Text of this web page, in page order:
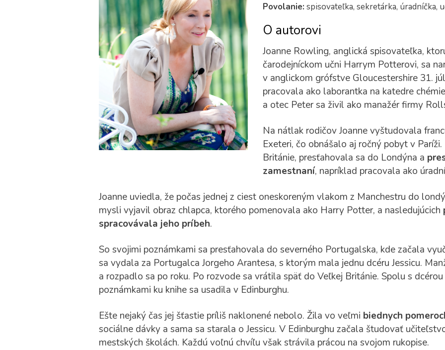
Povolanie: spisovateľka, sekretárka, úradníčka,
O autorovi
Joanne Rowling, anglická spisovateľka,
čarodejníckom učni Harrym Potterovi, sa
v anglickom grófstve Gloucestershire 31.
pracovala ako laborantka na katedre
a otec Peter sa živil ako manažér firmy
Na nátlak rodičov Joanne vyštudovala
Exeteri, čo obnášalo aj ročný pobyt v
Británie, presťahovala sa do Londýna a
zamestnaní, napríklad pracovala ako
Joanne uviedla, že počas jednej z ciest oneskoreným vlakom z Manchestru do
mysli vyjavil obraz chlapca, ktorého pomenovala ako Harry Potter, a nasledujúcich
spracovávala jeho príbeh.
So svojimi poznámkami sa presťahovala do severného Portugalska, kde začala
sa vydala za Portugalca Jorgeho Arantesa, s ktorým mala jednu dcéru Jessicu.
a rozpadlo sa po roku. Po rozvode sa vrátila späť do Veľkej Británie. Spolu s
poznámkami ku knihe sa usadila v Edinburghu.
Ešte nejaký čas jej šťastie príliš naklonené nebolo. Žila vo veľmi biednych
sociálne dávky a sama sa starala o Jessicu. V Edinburghu začala študovať
mestských školách. Každú voľnú chvíľu však strávila prácou na svojom rukopise.